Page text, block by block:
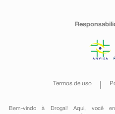
Termos de uso
Bem-vindo à Drogal! Aqui, você